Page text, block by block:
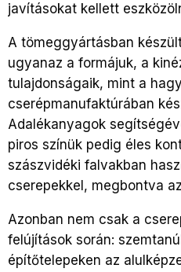
javításokat kellett
A tömeggyártásban
ugyanaz a formájuk, a
tulajdonságaik, mint a
cserépmanufaktúrában
Adalékanyagok
piros színük pedig éles
szászvidéki falvakban
cserepekkel, megbontva
Azonban nem csak a
felújítások során:
építőtelepeken az